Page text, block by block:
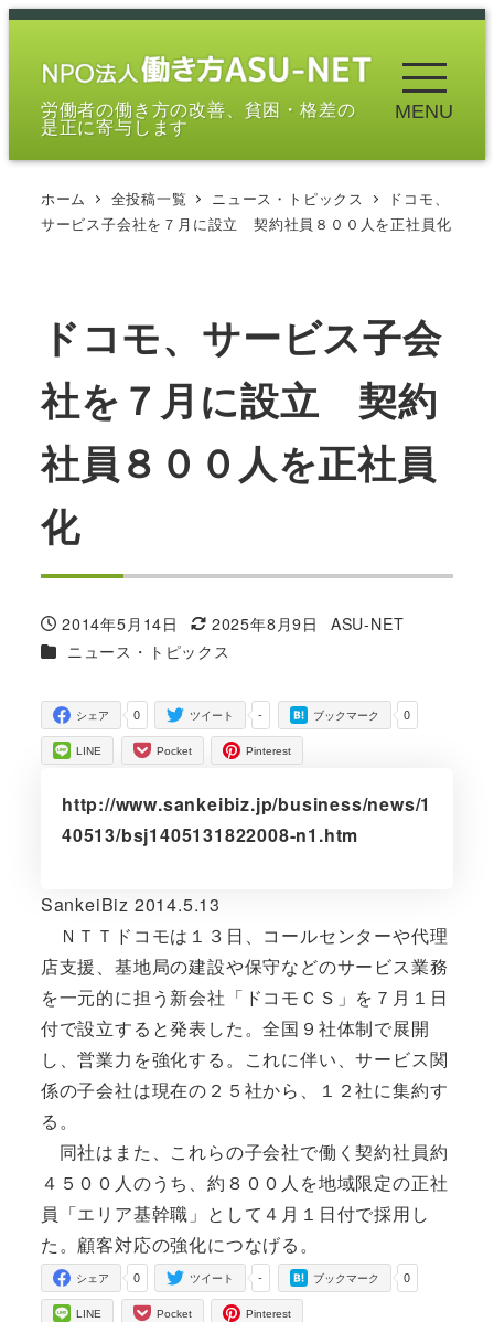
メ
労働者の働き方の改善、貧困・格差の
是正に寄与します
MENU
ホーム 全投稿一覧 ニュース・トピックス
ドコモ、
サービス子会社を７月に設立 契約社員８００人を正社員化
ドコモ、サービス子会
社を７月に設立 契約
社員８００人を正社員
化
投稿日
2014年5月14日
更新日
2025年8月9日
著
ASU-NET
カテゴリー
ニュース・トピックス
0
シェア -
ツイート 0
ブックマーク
LINE Pocket Pinterest
http://www.sankeibiz.jp/business/news/1
40513/bsj1405131822008-n1.htm
SankeiBiz 2014.5.13
ＮＴＴドコモは１３日、コールセンターや代理
店支援、基地局の建設や保守などのサービス業務
を一元的に担う新会社「ドコモＣＳ」を７月１日
付で設立すると発表した。全国９社体制で展開
し、営業力を強化する。これに伴い、サービス関
係の子会社は現在の２５社から、１２社に集約す
る。
同社はまた、これらの子会社で働く契約社員約
４５００人のうち、約８００人を地域限定の正社
員「エリア基幹職」として４月１日付で採用し
た。顧客対応の強化につなげる。
0
シェア -
ツイート 0
ブックマーク
LINE Pocket Pinterest